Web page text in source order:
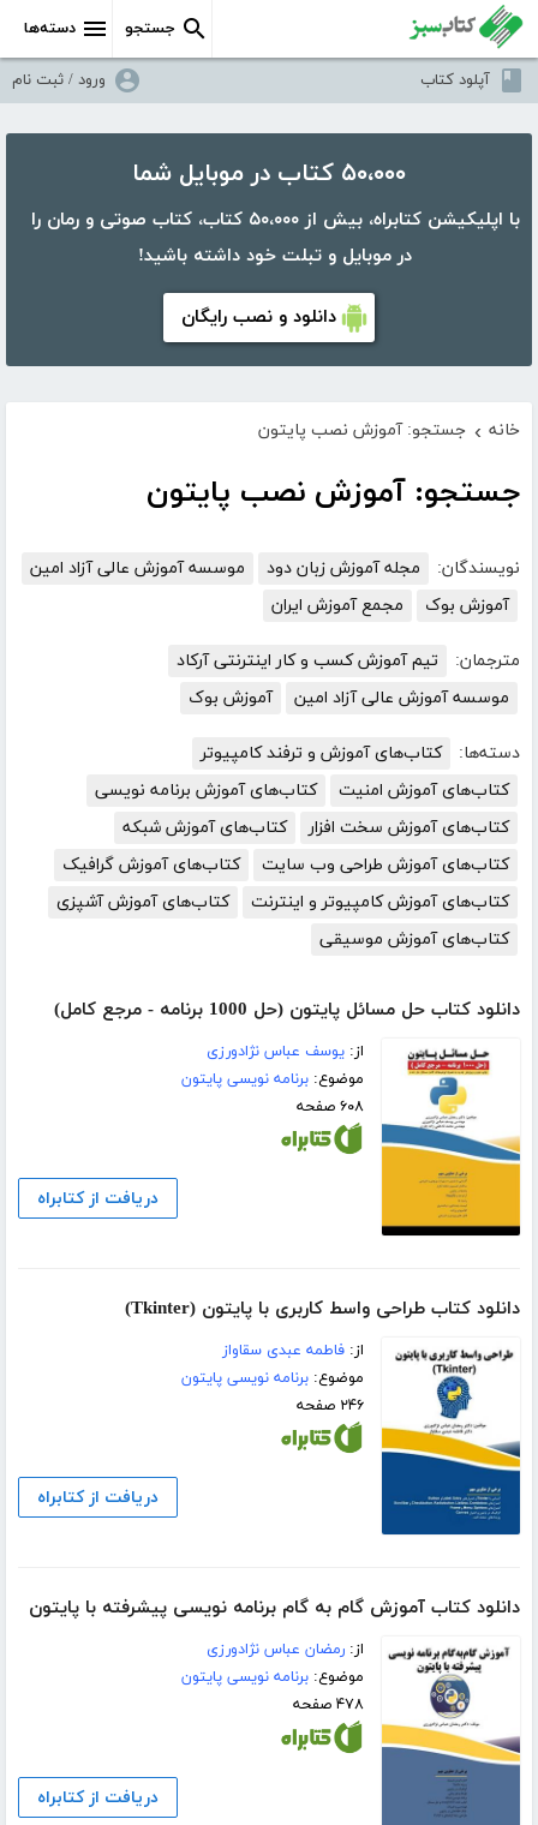
دسته‌ها جستجو
آپلود کتاب ورود / ثبت نام
۵۰،۰۰۰ کتاب در موبایل شما
با اپلیکیشن کتابراه، بیش از ۵۰،۰۰۰ کتاب، کتاب صوتی و رمان را
در موبایل و تبلت خود داشته باشید!
دانلود و نصب رایگان
خانه › جستجو: آموزش نصب پایتون
جستجو: آموزش نصب پایتون
نویسندگان: مجله آموزش زبان دود
موسسه آموزش عالی آزاد امین
آموزش بوک
مجمع آموزش ایران
مترجمان:
تیم آموزش کسب و کار اینترنتی آرکاد
موسسه آموزش عالی آزاد امین
آموزش بوک
دسته‌ها:
کتاب‌های آموزش و ترفند کامپیوتر
کتاب‌های آموزش امنیت
کتاب‌های آموزش برنامه نویسی
کتاب‌های آموزش سخت افزار
کتاب‌های آموزش شبکه
کتاب‌های آموزش طراحی وب سایت
کتاب‌های آموزش گرافیک
کتاب‌های آموزش کامپیوتر و اینترنت
کتاب‌های آموزش آشپزی
کتاب‌های آموزش موسیقی
دانلود کتاب حل مسائل پایتون (حل 1000 برنامه - مرجع کامل)
از:یوسف عباس نژادورزی
موضوع:برنامه نویسی پایتون
۶۰۸ صفحه
دریافت از کتابراه
دانلود کتاب طراحی واسط کاربری با پایتون (Tkinter)
از:فاطمه عبدی سقاواز
موضوع:برنامه نویسی پایتون
۲۴۶ صفحه
دریافت از کتابراه
دانلود کتاب آموزش گام‌ به‌ گام برنامه نویسی پیشرفته با پایتون
از:رمضان عباس نژادورزی
موضوع:برنامه نویسی پایتون
۴۷۸ صفحه
دریافت از کتابراه